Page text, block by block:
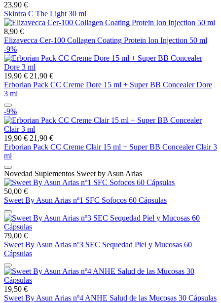
23,90 €
Skintra C The Light 30 ml
8,90 €
Elizavecca Cer-100 Collagen Coating Protein Ion Injection 50 ml
-9%
19,90 € 21,90 €
Erborian Pack CC Creme Dore 15 ml + Super BB Concealer Dore
3 ml
-9%
19,90 € 21,90 €
Erborian Pack CC Creme Clair 15 ml + Super BB Concealer Clair 3
ml
Novedad Suplementos Sweet by Asun Arias
50,00 €
Sweet By Asun Arias nº1 SFC Sofocos 60 Cápsulas
79,00 €
Sweet By Asun Arias nº3 SEC Sequedad Piel y Mucosas 60
Cápsulas
19,50 €
Sweet By Asun Arias nº4 ANHE Salud de las Mucosas 30 Cápsulas